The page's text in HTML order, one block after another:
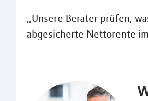
„Unsere Berater prüfen,
abgesicherte Nettorente